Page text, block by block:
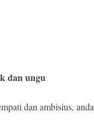
dan ungu
dan ambisius,